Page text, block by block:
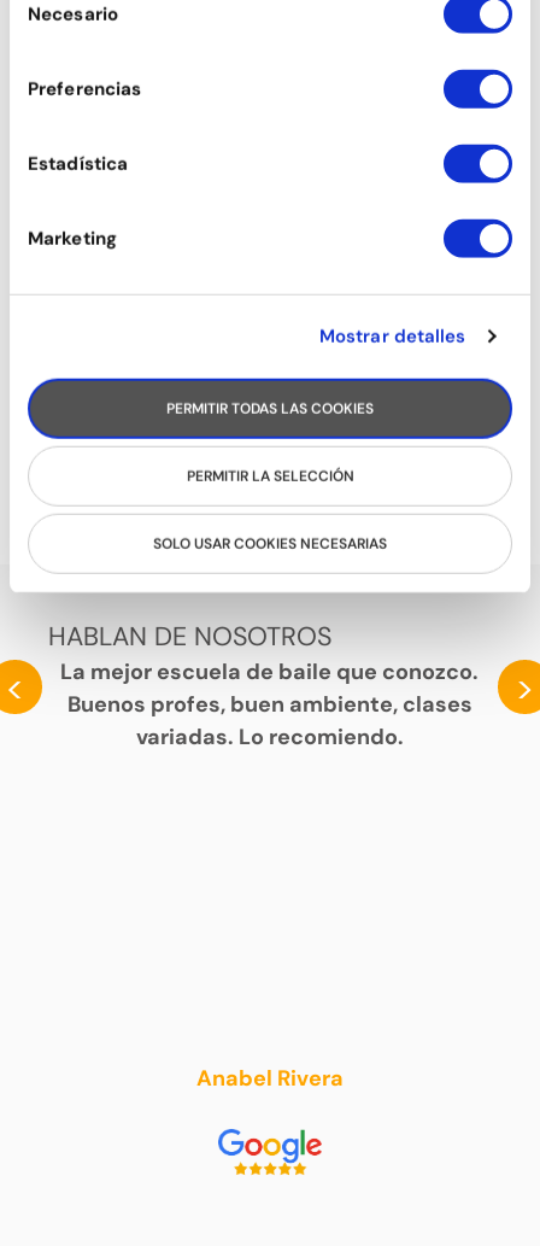
deNecesario
Preferencias
Estadística
Marketing
Mostrar detalles
PERMITIR TODAS LAS COOKIES
PERMITIR LA SELECCIÓN
SOLO USAR COOKIES NECESARIAS
HABLAN DE NOSOTROS
<
La mejor escuela de baile que conozco.
Buenos profes, buen ambiente, clases
variadas. Lo recomiendo.
Anabel Rivera
>